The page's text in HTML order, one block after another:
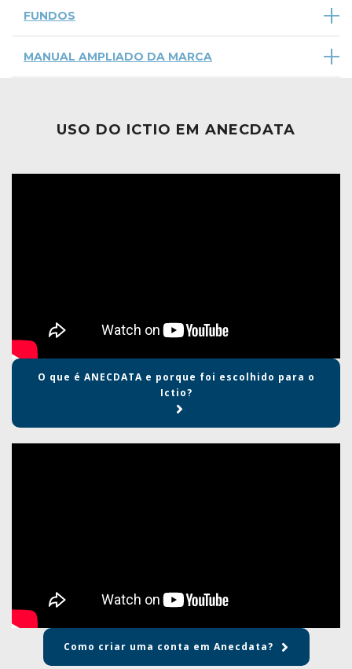
FUNDOS
MANUAL AMPLIADO DA MARCA
USO DO ICTIO EM ANECDATA
O que é ANECDATA e porque foi escolhido para o
Ictio?
Como criar uma conta em Anecdata?